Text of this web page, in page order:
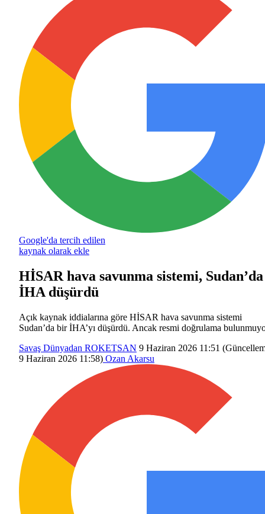
Google'da tercih edilen
kaynak olarak ekle
HİSAR hava savunma sistemi, Sudan’da
İHA düşürdü
Açık kaynak iddialarına göre HİSAR hava savunma sistemi
Sudan’da bir İHA’yı düşürdü. Ancak resmi doğrulama
Savaş Dünyadan ROKETSAN 9 Haziran 2026 11:51
9 Haziran 2026 11:58) Ozan Akarsu